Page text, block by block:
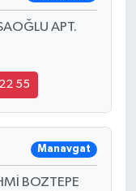
APT.
55
Manavgat
BOZTEPE